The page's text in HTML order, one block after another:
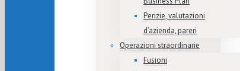
Perizie, valutazioni
d’azienda, pareri
Operazioni straordinarie
Fusioni